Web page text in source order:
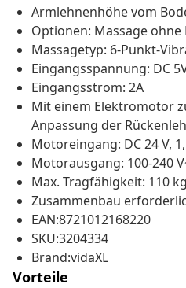
Armlehnenhöhe vom
Optionen: Massage ohne
Massagetyp: 6-Punkt-
Eingangsspannung: DC
Eingangsstrom: 2A
Mit einem Elektromotor
Anpassung der
Motoreingang: DC 24 V,
Motorausgang: 100-240
Max. Tragfähigkeit: 110 kg
Zusammenbau
EAN:8721012168220
SKU:3204334
Brand:vidaXL
Vorteile